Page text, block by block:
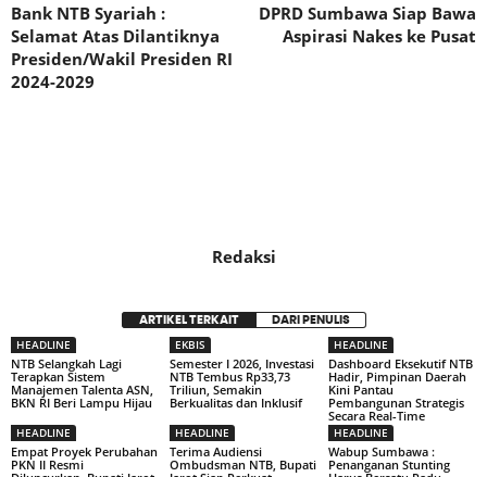
Bank NTB Syariah :
Selamat Atas Dilantiknya
Presiden/Wakil Presiden RI
2024-2029
DPRD Sumbawa Siap Bawa
Aspirasi Nakes ke Pusat
Redaksi
ARTIKEL TERKAIT DARI PENULIS
HEADLINE
NTB Selangkah Lagi
Terapkan Sistem
Manajemen Talenta ASN,
BKN RI Beri Lampu Hijau
EKBIS
Semester I 2026, Investasi
NTB Tembus Rp33,73
Triliun, Semakin
Berkualitas dan Inklusif
HEADLINE
Dashboard Eksekutif NTB
Hadir, Pimpinan Daerah
Kini Pantau
Pembangunan Strategis
Secara Real-Time
HEADLINE
Empat Proyek Perubahan
PKN II Resmi
HEADLINE
Terima Audiensi
Ombudsman NTB, Bupati
HEADLINE
Wabup Sumbawa :
Penanganan Stunting